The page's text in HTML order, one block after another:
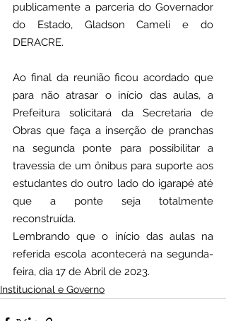
publicamente a parceria do Governador
do Estado, Gladson Cameli e do
DERACRE.
Ao final da reunião ficou acordado que
para não atrasar o início das aulas, a
Prefeitura solicitará da Secretaria de
Obras que faça a inserção de pranchas
na segunda ponte para possibilitar a
travessia de um ônibus para suporte aos
estudantes do outro lado do igarapé até
que a ponte seja totalmente
reconstruída.
Lembrando que o início das aulas na
referida escola acontecerá na segunda-
feira, dia 17 de Abril de 2023.
Institucional e Governo